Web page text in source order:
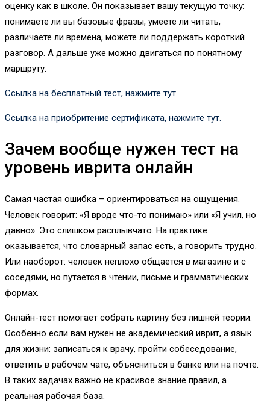
оценку как в школе. Он показывает вашу текущую точку:
понимаете ли вы базовые фразы, умеете ли читать,
различаете ли времена, можете ли поддержать короткий
разговор. А дальше уже можно двигаться по понятному
маршруту.
Ссылка на бесплатный тест, нажмите тут.
Ссылка на приобритение сертификата, нажмите тут.
Зачем вообще нужен тест на
уровень иврита онлайн
Самая частая ошибка – ориентироваться на ощущения.
Человек говорит: «Я вроде что-то понимаю» или «Я учил, но
давно». Это слишком расплывчато. На практике
оказывается, что словарный запас есть, а говорить трудно.
Или наоборот: человек неплохо общается в магазине и с
соседями, но путается в чтении, письме и грамматических
формах.
Онлайн-тест помогает собрать картину без лишней теории.
Особенно если вам нужен не академический иврит, а язык
для жизни: записаться к врачу, пройти собеседование,
ответить в рабочем чате, объясниться в банке или на почте.
В таких задачах важно не красивое знание правил, а
реальная рабочая база.